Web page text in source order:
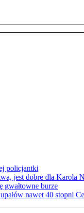
policjantki
jest dobre dla Karola
gwałtowne burze
nawet 40 stopni